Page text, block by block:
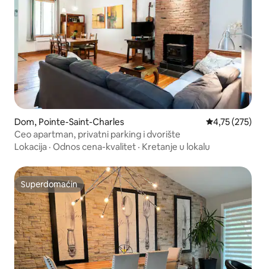
Dom, Pointe-Saint-Charles Prosečna
4,75 (275)
Ceo apartman, privatni parking i dvorište
Lokacija · Odnos cena-kvalitet · Kretanje u lokalu
Superdomaćin
Superdomaćin